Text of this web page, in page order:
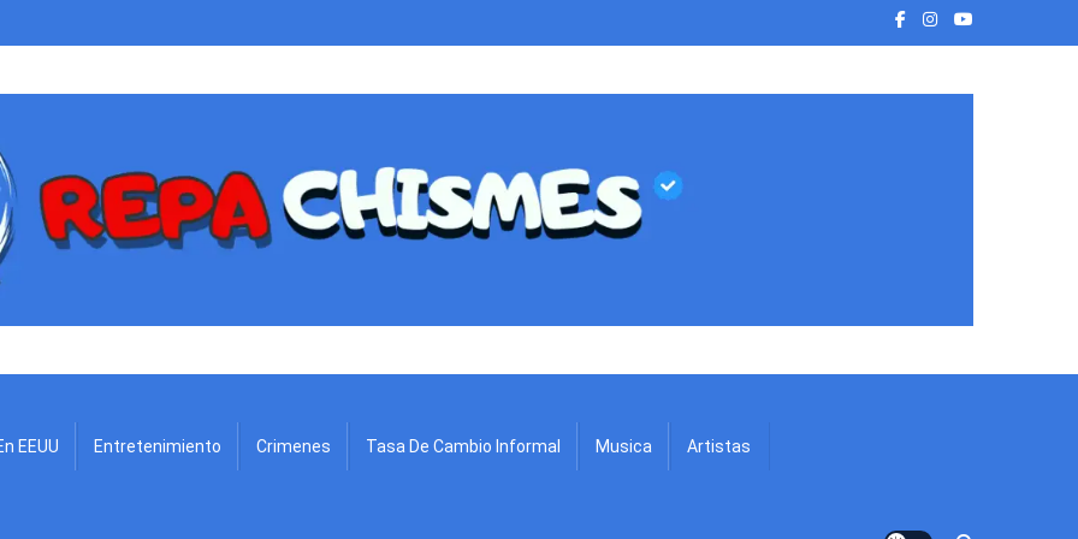
EEUU Entretenimiento Crimenes Tasa De Cambio Informal Musica Artistas